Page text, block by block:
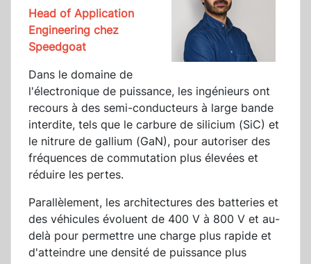
Head of Application
Engineering chez
Speedgoat
Dans le domaine de
l'électronique de puissance, les ingénieurs ont
recours à des semi-conducteurs à large bande
interdite, tels que le carbure de silicium (SiC) et
le nitrure de gallium (GaN), pour autoriser des
fréquences de commutation plus élevées et
réduire les pertes.
Parallèlement, les architectures des batteries et
des véhicules évoluent de 400 V à 800 V et au-
delà pour permettre une charge plus rapide et
d'atteindre une densité de puissance plus